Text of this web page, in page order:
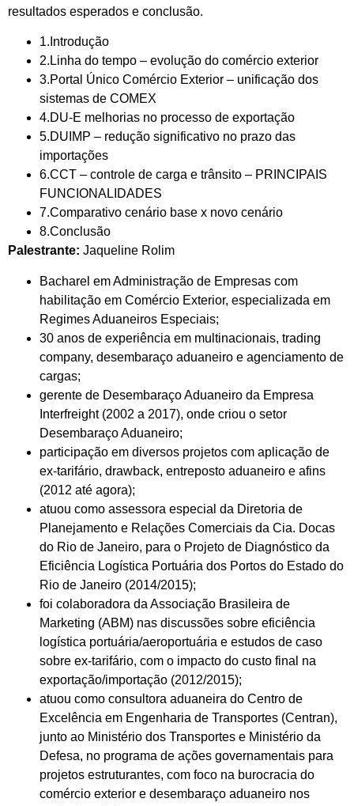
resultados esperados e conclusão.
1.Introdução
2.Linha do tempo – evolução do comércio exterior
3.Portal Único Comércio Exterior – unificação dos
sistemas de COMEX
4.DU-E melhorias no processo de exportação
5.DUIMP – redução significativo no prazo das
importações
6.CCT – controle de carga e trânsito – PRINCIPAIS
FUNCIONALIDADES
7.Comparativo cenário base x novo cenário
8.Conclusão
Palestrante: Jaqueline Rolim
Bacharel em Administração de Empresas com
habilitação em Comércio Exterior, especializada em
Regimes Aduaneiros Especiais;
30 anos de experiência em multinacionais, trading
company, desembaraço aduaneiro e agenciamento de
cargas;
gerente de Desembaraço Aduaneiro da Empresa
Interfreight (2002 a 2017), onde criou o setor
Desembaraço Aduaneiro;
participação em diversos projetos com aplicação de
ex-tarifário, drawback, entreposto aduaneiro e afins
(2012 até agora);
atuou como assessora especial da Diretoria de
Planejamento e Relações Comerciais da Cia. Docas
do Rio de Janeiro, para o Projeto de Diagnóstico da
Eficiência Logística Portuária dos Portos do Estado do
Rio de Janeiro (2014/2015);
foi colaboradora da Associação Brasileira de
Marketing (ABM) nas discussões sobre eficiência
logística portuária/aeroportuária e estudos de caso
sobre ex-tarifário, com o impacto do custo final na
exportação/importação (2012/2015);
atuou como consultora aduaneira do Centro de
Excelência em Engenharia de Transportes (Centran),
junto ao Ministério dos Transportes e Ministério da
Defesa, no programa de ações governamentais para
projetos estruturantes, com foco na burocracia do
comércio exterior e desembaraço aduaneiro nos